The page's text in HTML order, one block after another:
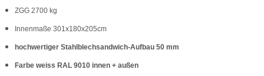
ZGG 2700 kg
Innenmaße 301x180x205cm
hochwertiger Stahlblechsandwich-Aufbau 50 mm
Farbe weiss RAL 9010 innen + außen